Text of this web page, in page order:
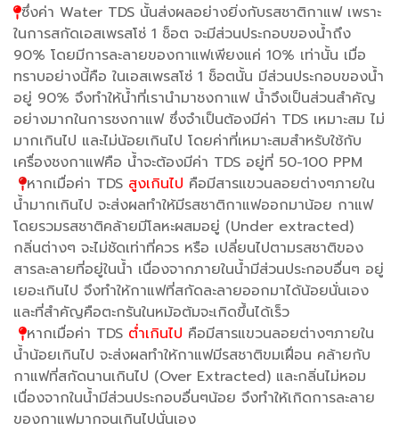
ซึ่งค่า Water TDS นั้นส่งผลอย่างยิ่งกับรสชาติกาแฟ เพราะ
ในการสกัดเอสเพรสโซ่ 1 ช็อต จะมีส่วนประกอบของน้ำถึง
90% โดยมีการละลายของกาแฟเพียงแค่ 10% เท่านั้น เมื่อ
ทราบอย่างนี้คือ ในเอสเพรสโซ่ 1 ช็อตนั้น มีส่วนประกอบของน้ำ
อยู่ 90% จึงทำให้น้ำที่เรานำมาชงกาแฟ น้ำจึงเป็นส่วนสำคัญ
อย่างมากในการชงกาแฟ ซึ่งจำเป็นต้องมีค่า TDS เหมาะสม ไม่
มากเกินไป และไม่น้อยเกินไป โดยค่าที่เหมาะสมสำหรับใช้กับ
เครื่องชงกาแฟคือ น้ำจะต้องมีค่า TDS อยู่ที่ 50-100 PPM
หากเมื่อค่า TDS สูงเกินไป คือมีสารแขวนลอยต่างๆภายใน
น้ำมากเกินไป จะส่งผลทำให้มีรสชาติกาแฟออกมาน้อย กาแฟ
โดยรวมรสชาติคล้ายมีโลหะผสมอยู่ (Under extracted)
กลิ่นต่างๆ จะไม่ชัดเท่าที่ควร หรือ เปลี่ยนไปตามรสชาติของ
สารละลายที่อยู่ในน้ำ เนื่องจากภายในน้ำมีส่วนประกอบอื่นๆ อยู่
เยอะเกินไป จึงทำให้กาแฟที่สกัดละลายออกมาได้น้อยนั่นเอง
และที่สำคัญคือตะกรันในหม้อต้มจะเกิดขึ้นได้เร็ว
หากเมื่อค่า TDS ต่ำเกินไป คือมีสารแขวนลอยต่างๆภายใน
น้ำน้อยเกินไป จะส่งผลทำให้กาแฟมีรสชาติขมเฝื่อน คล้ายกับ
กาแฟที่สกัดนานเกินไป (Over Extracted) และกลิ่นไม่หอม
เนื่องจากในน้ำมีส่วนประกอบอื่นๆน้อย จึงทำให้เกิดการละลาย
ของกาแฟมากจนเกินไปนั่นเอง